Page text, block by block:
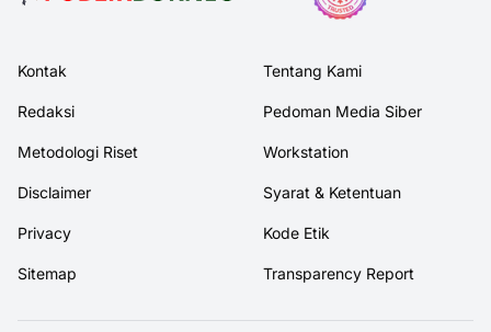
Kontak Tentang Kami
Redaksi Pedoman Media Siber
Metodologi Riset Workstation
Disclaimer Syarat & Ketentuan
Privacy Kode Etik
Sitemap Transparency Report